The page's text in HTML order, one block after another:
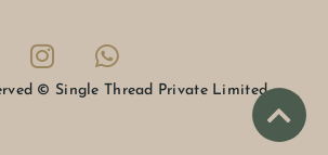
© Single Thread Private Limited